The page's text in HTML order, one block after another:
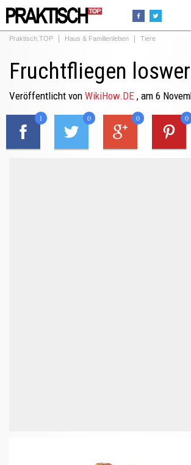
Praktisch.TOP Haus & Familienleben Tiere
Fruchtfliegen
Veröffentlicht von WikiHow.DE , am 6
1 0 0 0